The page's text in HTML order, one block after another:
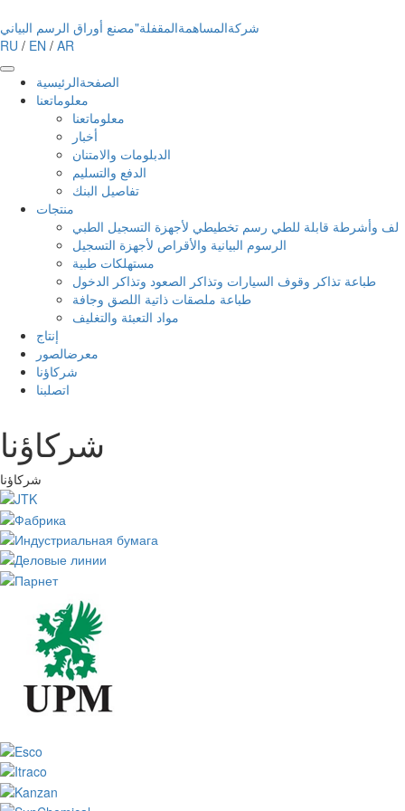
شركةالمساهمةالمقفلة"مصنع أوراق الرسم البياني
RU / EN / AR
الصفحةالرئيسية
معلوماتعنا
معلوماتعنا
أخبار
الدبلومات والامتنان
الدفع والتسليم
تفاصيل البنك
منتجات
لف وأشرطة قابلة للطي رسم تخطيطي لأجهزة التسجيل الطبي
الرسوم البيانية والأقراص لأجهزة التسجيل
مستهلكات طبية
طباعة تذاكر وقوف السيارات وتذاكر الصعود وتذاكر الدخول
طباعة ملصقات ذاتية اللصق وجافة
مواد التعبئة والتغليف
إنتاج
معرضالصور
شركاؤنا
اتصلبنا
شركاؤنا
شركاؤنا